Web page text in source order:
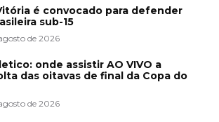
é convocado para defender
sub-15
de 2026
onde assistir AO VIVO a
das oitavas de final da Copa do
de 2026